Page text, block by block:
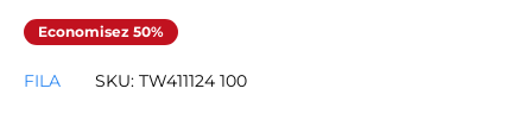
Economisez 50%
FILA SKU: TW411124 100